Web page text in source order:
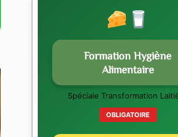
Formation Hygiène
Alimentaire
Spéciale Transformation
OBLIGATOIRE